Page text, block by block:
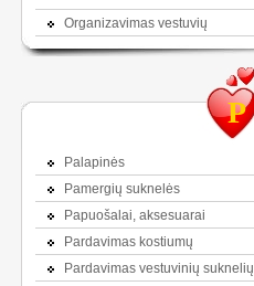
Organizavimas vestuvių
P
Palapinės
Pamergių suknelės
Papuošalai, aksesuarai
Pardavimas kostiumų
Pardavimas vestuvinių suknelių